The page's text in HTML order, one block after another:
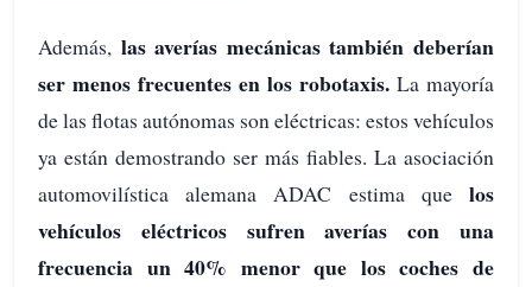
Además, las averías mecánicas también deberían
ser menos frecuentes en los robotaxis. La mayoría
de las flotas autónomas son eléctricas: estos vehículos
ya están demostrando ser más fiables. La asociación
automovilística alemana ADAC estima que los
vehículos eléctricos sufren averías con una
frecuencia un 40% menor que los coches de